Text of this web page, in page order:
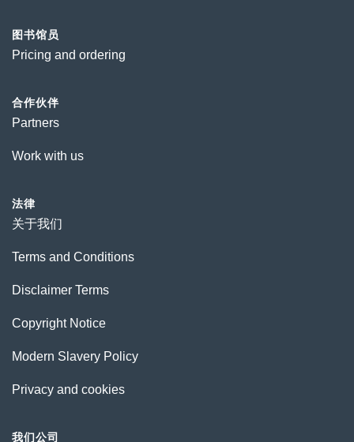
图书馆员
Pricing and ordering
合作伙伴
Partners
Work with us
法律
关于我们
Terms and Conditions
Disclaimer Terms
Copyright Notice
Modern Slavery Policy
Privacy and cookies
我们公司